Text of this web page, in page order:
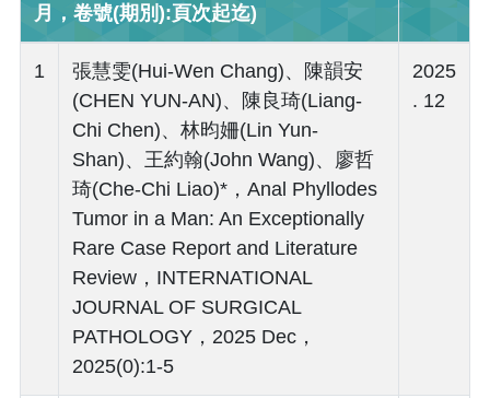
月，卷號(期別):頁次起迄)
1
張慧雯(Hui-Wen Chang)、陳韻安
(CHEN YUN-AN)、陳良琦(Liang-
Chi Chen)、林昀姍(Lin Yun-
Shan)、王約翰(John Wang)、廖哲
琦(Che-Chi Liao)*，Anal Phyllodes
Tumor in a Man: An Exceptionally
Rare Case Report and Literature
Review，INTERNATIONAL
JOURNAL OF SURGICAL
PATHOLOGY，2025 Dec，
2025(0):1-5
2025
. 12